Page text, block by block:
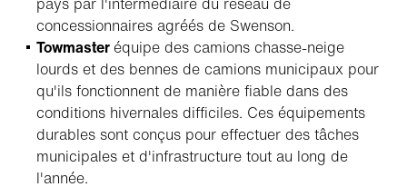
concessionnaires agréés de Swenson.
Towmasteréquipe des camions chasse-neige
lourds et des bennes de camions municipaux pour
qu'ils fonctionnent de manière fiable dans des
conditions hivernales difficiles. Ces équipements
durables sont conçus pour effectuer des tâches
municipales et d'infrastructure tout au long de
l'année.